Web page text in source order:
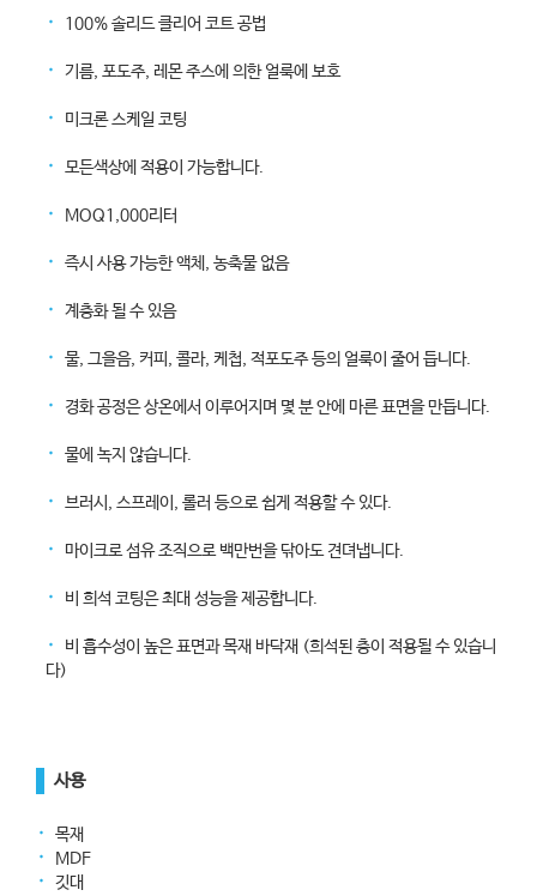
᛫ 100% 솔리드 클리어 코트 공법
᛫ 기름, 포도주, 레몬 주스에 의한 얼룩에 보호
᛫ 미크론 스케일 코팅
᛫ 모든색상에 적용이 가능합니다.
᛫ MOQ1,000리터
᛫ 즉시 사용 가능한 액체, 농축물 없음
᛫ 계층화 될 수 있음
᛫ 물, 그을음, 커피, 콜라, 케첩, 적포도주 등의 얼룩이 줄어 듭니다.
᛫ 경화 공정은 상온에서 이루어지며 몇 분 안에 마른 표면을 만듭니다.
᛫ 물에 녹지 않습니다.
᛫ 브러시, 스프레이, 롤러 등으로 쉽게 적용할 수 있다.
᛫ 마이크로 섬유 조직으로 백만번을 닦아도 견뎌냅니다.
᛫ 비 희석 코팅은 최대 성능을 제공합니다.
᛫ 비 흡수성이 높은 표면과 목재 바닥재 (희석된 층이 적용될 수 있습니
다)
사용
᛫ 목재
᛫
MDF
᛫ 깃대